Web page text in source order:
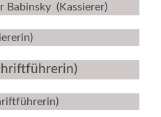
Babinsky (Kassierer)